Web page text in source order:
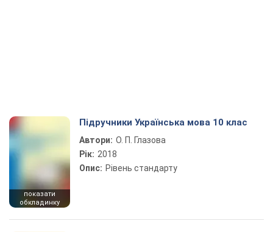
показати
обкладинку
Підручники Українська мова 10 клас
Автори: О. П. Глазова
Рік: 2018
Опис: Рівень стандарту